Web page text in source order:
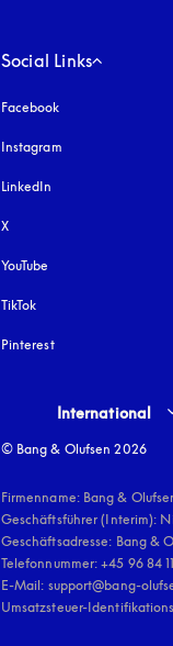
Social Links
Facebook
Instagram
LinkedIn
X
YouTube
TikTok
Pinterest
Select country and
International
© Bang & Olufsen 2026
Firmenname: Bang &
Geschäftsführer (Interim):
Geschäftsadresse: Bang &
Telefonnummer: +45 96 84
E-Mail: support@bang-
Umsatzsteuer-